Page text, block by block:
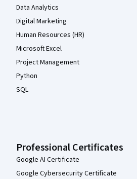
Data Analytics
Digital Marketing
Human Resources (HR)
Microsoft Excel
Project Management
Python
SQL
Professional Certificates
Google AI Certificate
Google Cybersecurity Certificate